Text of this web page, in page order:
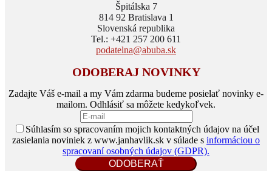
Bratislavská arcidiecéza
Špitálska 7
814 92 Bratislava 1
Slovenská republika
Tel.: +421 257 200 611
Zadajte Váš e-mail a my Vám zdarma budeme posielať novinky e-
mailom. Odhlásiť sa môžete kedykoľvek.
Súhlasím so spracovaním mojich kontaktných údajov na účel
zasielania noviniek z www.janhavlik.sk v súlade sinformáciou o
spracovaní osobných údajov (GDPR).